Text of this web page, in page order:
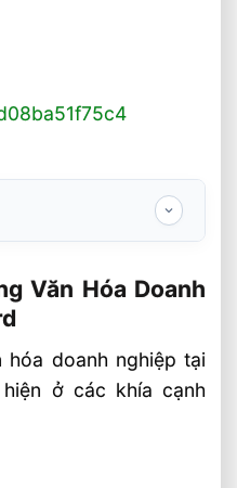
Văn Hóa Doanh
hóa doanh nghiệp tại
ở các khía cạnh